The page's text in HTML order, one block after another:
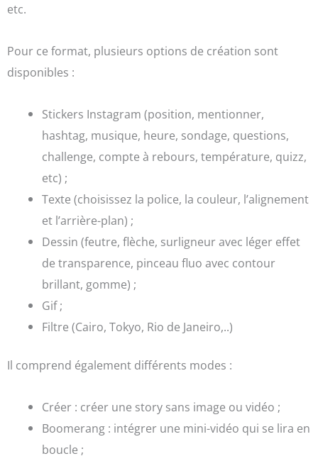
etc.
Pour ce format, plusieurs options de création sont
disponibles :
Stickers Instagram (position, mentionner,
hashtag, musique, heure, sondage, questions,
challenge, compte à rebours, température, quizz,
etc) ;
Texte (choisissez la police, la couleur, l’alignement
et l’arrière-plan) ;
Dessin (feutre, flèche, surligneur avec léger effet
de transparence, pinceau fluo avec contour
brillant, gomme) ;
Gif ;
Filtre (Cairo, Tokyo, Rio de Janeiro,..)
Il comprend également différents modes :
Créer : créer une story sans image ou vidéo ;
Boomerang : intégrer une mini-vidéo qui se lira en
boucle ;